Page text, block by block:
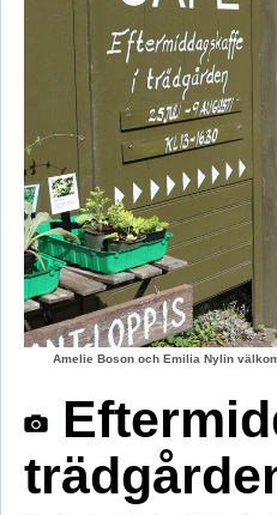
Amelie Boson och Emilia Nylin